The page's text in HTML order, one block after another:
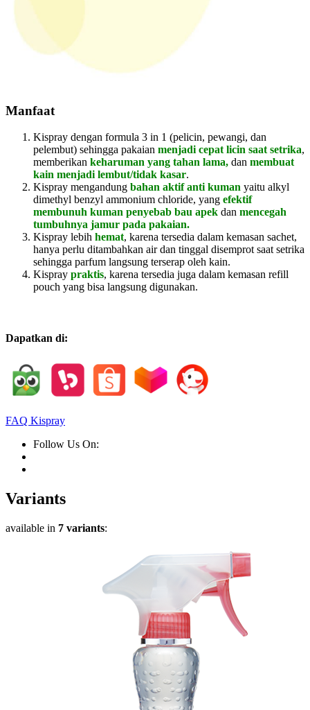
Manfaat
Kispray dengan formula 3 in 1 (pelicin, pewangi, dan
pelembut) sehingga pakaian menjadi cepat licin saat setrika,
memberikan keharuman yang tahan lama, dan membuat
kain menjadi lembut/tidak kasar.
Kispray mengandung bahan aktif anti kuman yaitu alkyl
dimethyl benzyl ammonium chloride, yang efektif
membunuh kuman penyebab bau apek dan mencegah
tumbuhnya jamur pada pakaian.
Kispray lebih hemat, karena tersedia dalam kemasan sachet,
hanya perlu ditambahkan air dan tinggal disemprot saat setrika
sehingga parfum langsung terserap oleh kain.
Kispray praktis, karena tersedia juga dalam kemasan refill
pouch yang bisa langsung digunakan.
Dapatkan di:
FAQ Kispray
Follow Us On:
Variants
available in 7 variants: